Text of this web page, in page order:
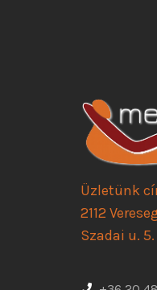
Üzletünk
2112
Szadai u. 5.